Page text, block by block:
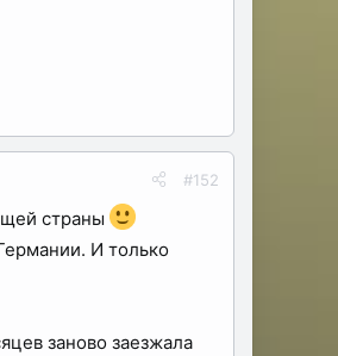
#152
страны
И только
заново заезжала